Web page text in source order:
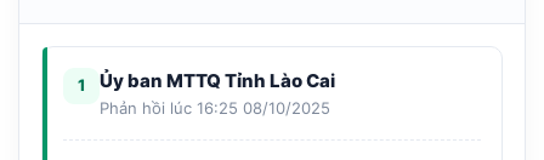
1 Ủy ban MTTQ Tỉnh Lào Cai
Phản hồi lúc 16:25 08/10/2025